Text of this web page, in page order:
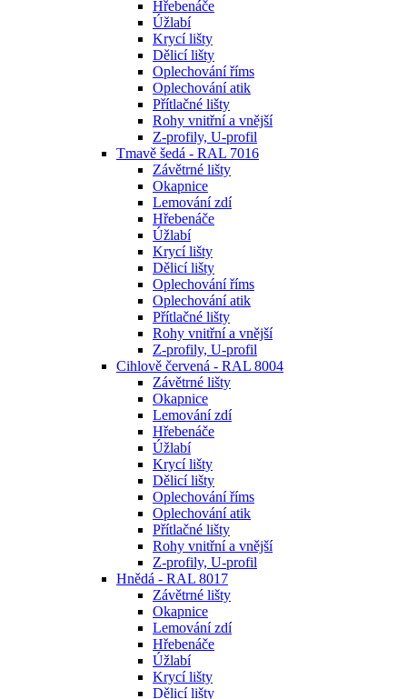
Hřebenáče
Úžlabí
Krycí lišty
Dělicí lišty
Oplechování říms
Oplechování atik
Přítlačné lišty
Rohy vnitřní a vnější
Z-profily, U-profil
Tmavě šedá - RAL 7016
Závětrné lišty
Okapnice
Lemování zdí
Hřebenáče
Úžlabí
Krycí lišty
Dělicí lišty
Oplechování říms
Oplechování atik
Přítlačné lišty
Rohy vnitřní a vnější
Z-profily, U-profil
Cihlově červená - RAL 8004
Závětrné lišty
Okapnice
Lemování zdí
Hřebenáče
Úžlabí
Krycí lišty
Dělicí lišty
Oplechování říms
Oplechování atik
Přítlačné lišty
Rohy vnitřní a vnější
Z-profily, U-profil
Hnědá - RAL 8017
Závětrné lišty
Okapnice
Lemování zdí
Hřebenáče
Úžlabí
Krycí lišty
Dělicí lišty